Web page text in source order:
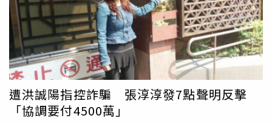
遭洪誠陽指控詐騙 張淳淳發7點聲明反擊
「協調要付4500萬」